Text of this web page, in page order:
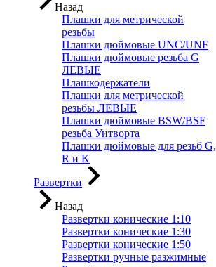
Назад
Плашки для метрической
резьбы
Плашки дюймовые UNC/UNF
Плашки дюймовые резьба G
ЛЕВЫЕ
Плашкодержатели
Плашки для метрической
резьбы ЛЕВЫЕ
Плашки дюймовые BSW/BSF
резьба Уитворта
Плашки дюймовые для резьб G,
R и K
Развертки
Назад
Развертки конические 1:10
Развертки конические 1:30
Развертки конические 1:50
Развертки ручные разжимные